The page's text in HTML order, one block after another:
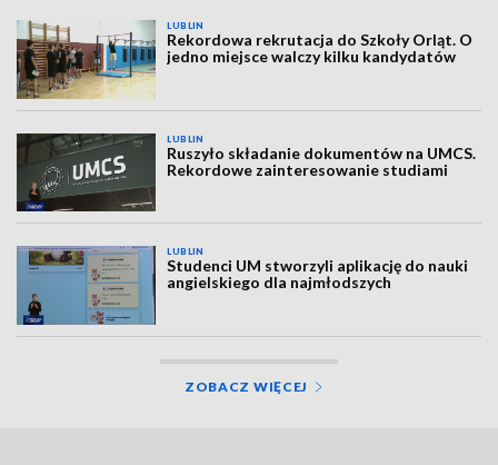
LUBLIN
Rekordowa rekrutacja do Szkoły Orląt. O
jedno miejsce walczy kilku kandydatów
LUBLIN
Ruszyło składanie dokumentów na UMCS.
Rekordowe zainteresowanie studiami
LUBLIN
Studenci UM stworzyli aplikację do nauki
angielskiego dla najmłodszych
ZOBACZ WIĘCEJ